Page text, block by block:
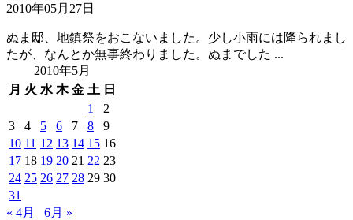
2010年05月27日
ぬま邸、地鎮祭をおこないました。少し小雨には降られまし
たが、なんとか無事終わりました。ぬまでした ...
2010年5月
月 火 水 木 金 土 日
1
2
3
4 5 6 7 8
9
10 11 12 13 14 15 16
17 18 19 20 21 22 23
24 25 26 27 28 29 30
31
« 4月
6月 »